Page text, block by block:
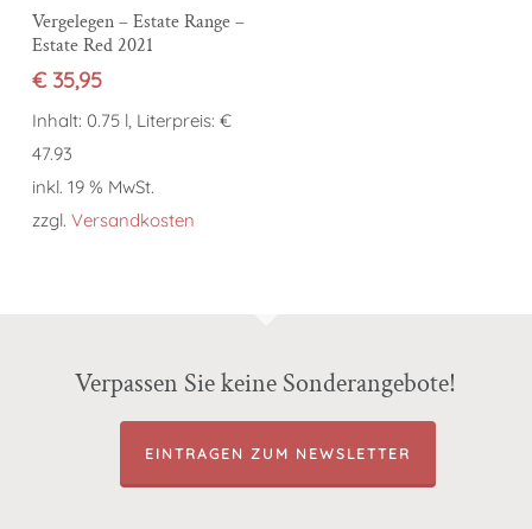
In den Warenkorb
Vergelegen – Estate Range –
Estate Red 2021
€35,95
Inhalt: 0.75 l, Literpreis: €
47.93
inkl. 19 % MwSt.
zzgl. Versandkosten
Verpassen Sie keine Sonderangebote!
EINTRAGEN ZUM NEWSLETTER